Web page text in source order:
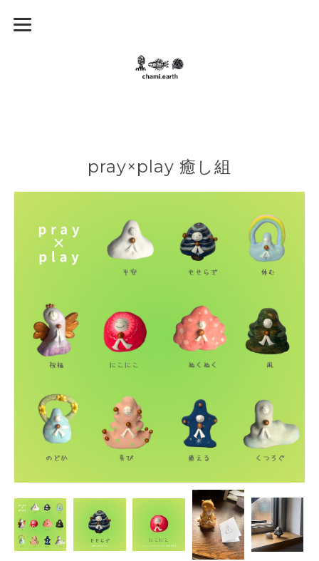
pray×play 癒し組